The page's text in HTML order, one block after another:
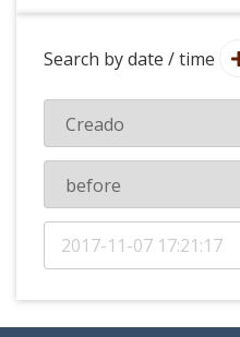
Search by date / time